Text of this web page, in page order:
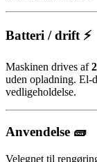
Batteri / drift ⚡
Maskinen drives af
uden opladning. El-
vedligeholdelse.
Anvendelse 🧱
Velegnet til